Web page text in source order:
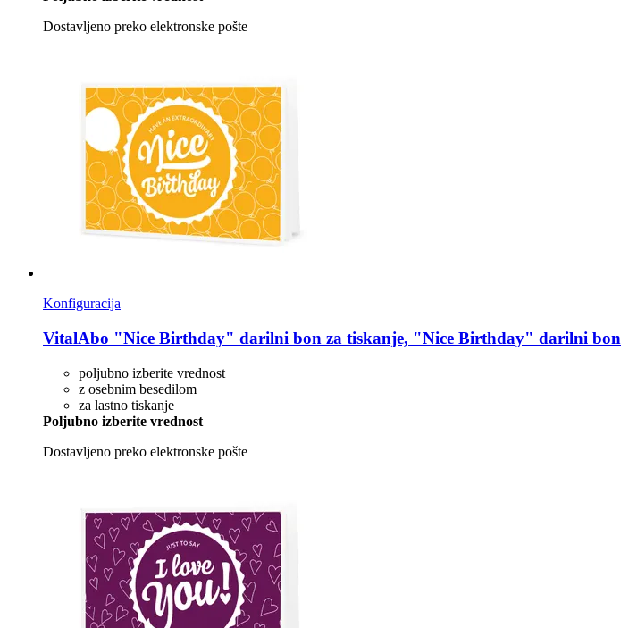
Dostavljeno preko elektronske pošte
Konfiguracija
VitalAbo "Nice Birthday" darilni bon za tiskanje, "Nice Birthday" darilni bon
poljubno izberite vrednost
z osebnim besedilom
za lastno tiskanje
Poljubno izberite vrednost
Dostavljeno preko elektronske pošte